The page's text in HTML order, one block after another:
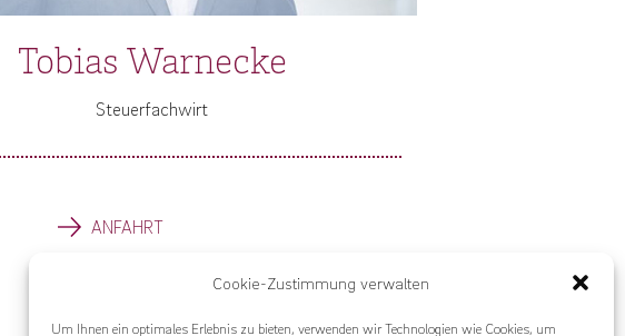
Cookie-Zustimmung verwalten
Um Ihnen ein optimales Erlebnis zu bieten, verwenden wir Technologien wie Cookies, um
Tobias Warnecke
Steuerfachwirt
ANFAHRT